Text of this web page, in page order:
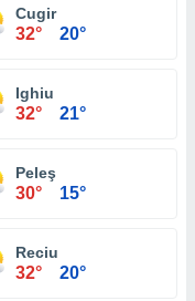
Cugir
32° 20°
Ighiu
32° 21°
Peleş
30° 15°
Reciu
32° 20°